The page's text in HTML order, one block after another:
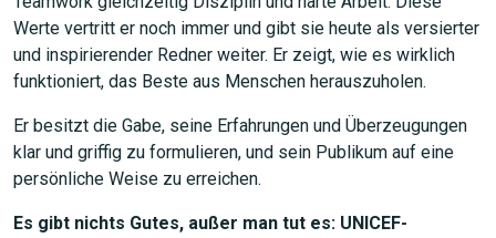
Werte vertritt er noch immer und gibt sie heute als versierter
und inspirierender Redner weiter. Er zeigt, wie es wirklich
funktioniert, das Beste aus Menschen herauszuholen.
Er besitzt die Gabe, seine Erfahrungen und Überzeugungen
klar und griffig zu formulieren, und sein Publikum auf eine
persönliche Weise zu erreichen.
Es gibt nichts Gutes, außer man tut es: UNICEF-